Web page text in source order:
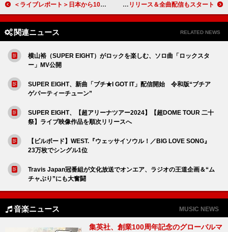
＜ライブレポート＞日本から10組が出演、台湾最大級音楽フェスの広がりを現地で体感 TWICE、ベストアルバム『#TWICE5』リリース＆全曲配信もスタート
関連ニュース RELATED NEWS
横山裕（SUPER EIGHT）がロックを楽しむ、ソロ曲「ロックスタ
ー」MV公開
SUPER EIGHT、新曲「ブチ★I GOT IT」配信開始 令和版“ブチア
ゲパーティーチューン”
SUPER EIGHT、【超アリーナツアー2024】【超DOME TOUR 二十
祭】ライブ映像作品を順次リリースへ
【ビルボード】WEST.『ウェッサイソウル！／BIG LOVE SONG』
23万枚でシングル1位
Travis Japan冠番組が文化放送でオンエア、ラジオの王道企画＆“ム
チャぶり”にも大奮闘
音楽ニュース MUSIC NEWS
集英社、創業100周年記念のグローバルマ